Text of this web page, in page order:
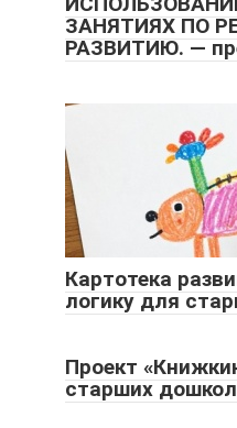
ЗАНЯТИЯХ ПО
РАЗВИТИЮ. —
Картотека
логику для
Проект
старших